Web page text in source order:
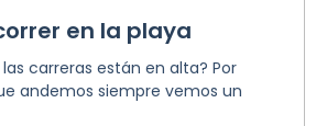
en la playa
carreras están en alta? Por
andemos siempre vemos un